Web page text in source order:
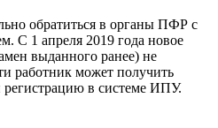
обратиться в органы ПФР с
С 1 апреля 2019 года новое
выданного ранее) не
работник может получить
в системе ИПУ.